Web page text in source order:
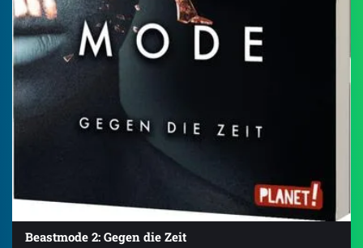
Beastmode 2: Gegen die Zeit